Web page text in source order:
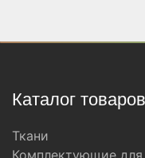
Каталог товаров
Ткани
Комплектующие